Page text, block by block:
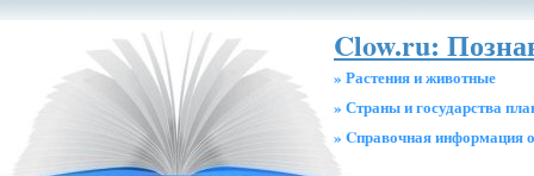
Clow.ru:
» Растения и животные
» Страны и государства
» Cправочная информация